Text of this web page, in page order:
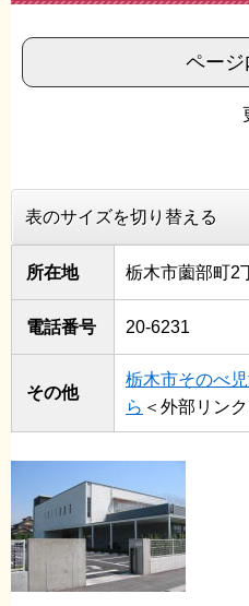
ページ
表のサイズを切り替える
所在地 栃木市薗部町2
電話番号 20-6231
その他
栃木市そのべ
ら ＜外部リンク